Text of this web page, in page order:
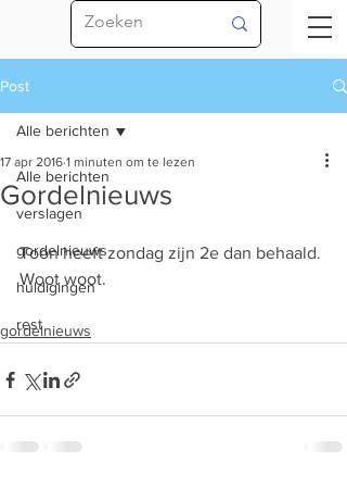
Post
Alle berichten
verslagen
gordelnieuws
huldigingen
rest
Alle berichten
Gordelnieuws
17 apr 2016 1 minuten om te lezen
Toon heeft zondag zijn 2e dan behaald.
Woot woot.
gordelnieuws